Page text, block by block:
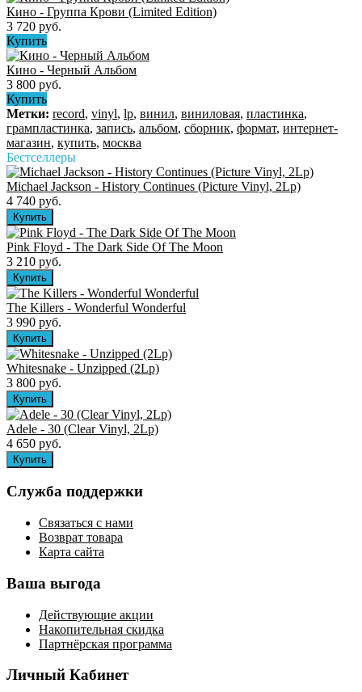
Кино - Группа Крови (Limited Edition)
3 720 руб.
Купить
Кино - Черный Альбом
3 800 руб.
Купить
Метки: record, vinyl, lp, винил, виниловая, пластинка,
грампластинка, запись, альбом, сборник, формат, интернет-
магазин, купить, москва
Бестселлеры
Michael Jackson - History Continues (Picture Vinyl, 2Lp)
4 740 руб.
Pink Floyd - The Dark Side Of The Moon
3 210 руб.
The Killers ‎- Wonderful Wonderful
3 990 руб.
Whitesnake - Unzipped (2Lp)
3 800 руб.
Adele - 30 (Clear Vinyl, 2Lp)
4 650 руб.
Служба поддержки
Связаться с нами
Возврат товара
Карта сайта
Ваша выгода
Действующие акции
Накопительная скидка
Партнёрская программа
Личный Кабинет